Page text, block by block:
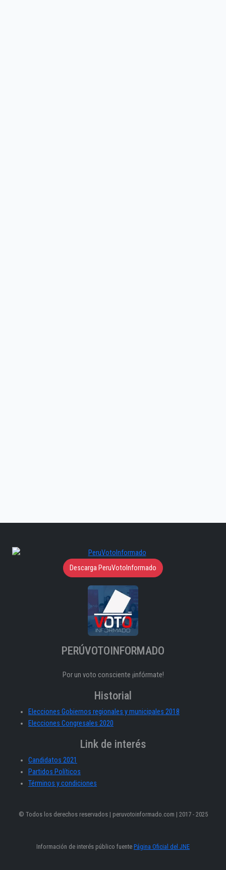
Descarga PeruVotoInformado
PERÚVOTOINFORMADO
Por un voto consciente ¡infórmate!
Historial
Elecciones Gobiernos regionales y municipales 2018
Elecciones Congresales 2020
Link de interés
Candidatos 2021
Partidos Políticos
Términos y condiciones
© Todos los derechos reservados | peruvotoinformado.com | 2017 - 2025
Información de interés público fuente Página Oficial del JNE